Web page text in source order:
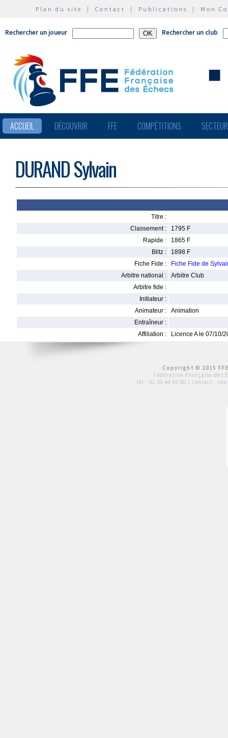
Plan du site | Contact | Publications | Mon
Rechercher un joueur Rechercher un club
ACCUEIL DÉCOUVRIR FFE COMPÉTITIONS
DURAND Sylvain
Titre :
Classement :
1795 F
Rapide :
1865 F
Blitz :
1898 F
Fiche Fide :
Fiche Fide de
Arbitre national :
Arbitre Club
Arbitre fide :
Initiateur :
Animateur :
Animation
Entraîneur :
Affiliation :
Licence A le 07/10/
Copyright © 2015
Fédération Française des
tél : 01 39 44 65 80 | contact :